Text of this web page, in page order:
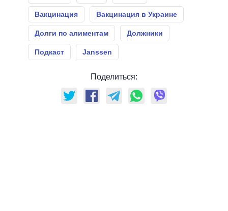
Вакцинация Вакцинация в Украине
Долги по алиментам Должники
Подкаст Janssen
Поделиться: